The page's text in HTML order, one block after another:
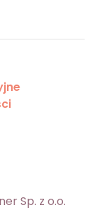
Sp. z o.o.